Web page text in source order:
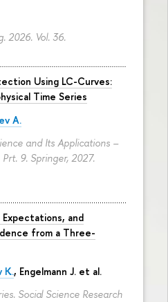
2026. Vol. 36.
Using LC-Curves:
Time Series
A.
and Its Applications –
9. Springer, 2027.
and
from a Three-
K., Engelmann J. et al.
Social Science Research